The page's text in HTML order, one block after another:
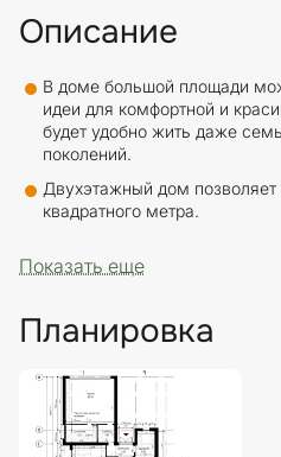
Описание
В доме большой площади
идеи для комфортной и
будет удобно жить даже
поколений.
Двухэтажный дом позволяет
квадратного метра.
Показать еще
Планировка